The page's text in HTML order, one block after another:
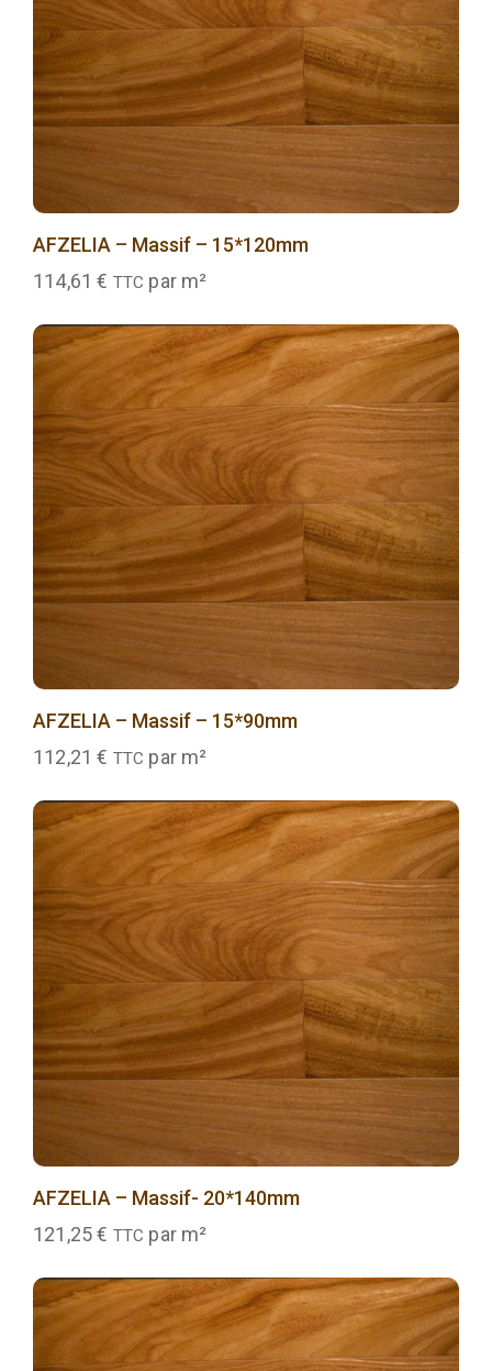
AFZELIA – Massif – 15*120mm
114,61€ TTC par m²
AFZELIA – Massif – 15*90mm
112,21€ TTC par m²
AFZELIA – Massif- 20*140mm
121,25€ TTC par m²